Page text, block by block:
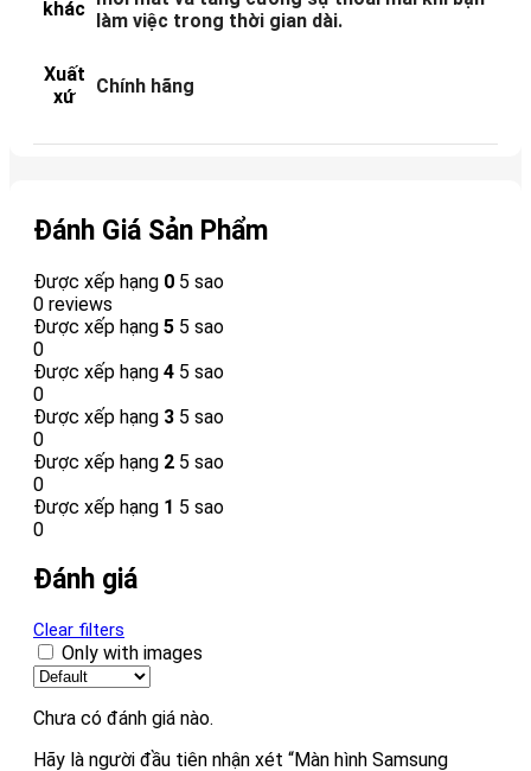
khác
làm việc trong thời gian dài.
Xuất
xứ
Chính hãng
Đánh Giá Sản Phẩm
Được xếp hạng 0 5 sao
0 reviews
Được xếp hạng 5 5 sao
0
Được xếp hạng 4 5 sao
0
Được xếp hạng 3 5 sao
0
Được xếp hạng 2 5 sao
0
Được xếp hạng 1 5 sao
0
Đánh giá
Clear filters
Only with images
Chưa có đánh giá nào.
Hãy là người đầu tiên nhận xét “Màn hình Samsung